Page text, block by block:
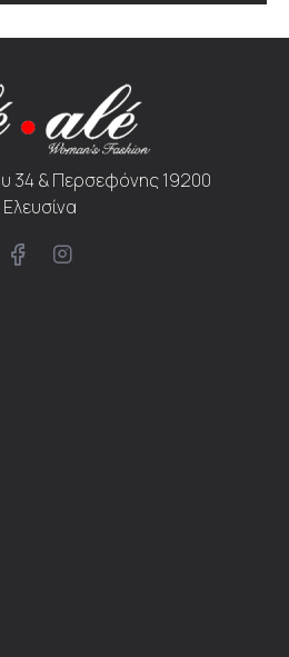
34 & Περσεφόνης 19200
Ελευσίνα